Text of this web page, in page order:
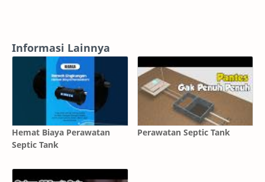
Informasi Lainnya
Hemat Biaya Perawatan
Septic Tank
Perawatan Septic Tank